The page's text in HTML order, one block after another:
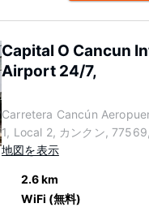
Capital O Cancun
Airport 24/7,
Carretera Cancún
1, Local 2, カンクン,
地図を表示
2.6 km
WiFi (無料)